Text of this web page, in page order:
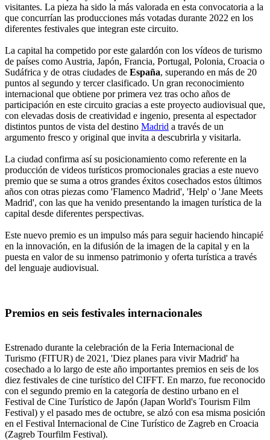
visitantes. La pieza ha sido la más valorada en esta convocatoria a la
que concurrían las producciones más votadas durante 2022 en los
diferentes festivales que integran este circuito.
La capital ha competido por este galardón con los vídeos de turismo
de países como Austria, Japón, Francia, Portugal, Polonia, Croacia o
Sudáfrica y de otras ciudades de España, superando en más de 20
puntos al segundo y tercer clasificado. Un gran reconocimiento
internacional que obtiene por primera vez tras ocho años de
participación en este circuito gracias a este proyecto audiovisual que,
con elevadas dosis de creatividad e ingenio, presenta al espectador
distintos puntos de vista del destino Madrid a través de un
argumento fresco y original que invita a descubrirla y visitarla.
La ciudad confirma así su posicionamiento como referente en la
producción de videos turísticos promocionales gracias a este nuevo
premio que se suma a otros grandes éxitos cosechados estos últimos
años con otras piezas como 'Flamenco Madrid', 'Help' o 'Jane Meets
Madrid', con las que ha venido presentando la imagen turística de la
capital desde diferentes perspectivas.
Este nuevo premio es un impulso más para seguir haciendo hincapié
en la innovación, en la difusión de la imagen de la capital y en la
puesta en valor de su inmenso patrimonio y oferta turística a través
del lenguaje audiovisual.
Premios en seis festivales internacionales
Estrenado durante la celebración de la Feria Internacional de
Turismo (FITUR) de 2021, 'Diez planes para vivir Madrid' ha
cosechado a lo largo de este año importantes premios en seis de los
diez festivales de cine turístico del CIFFT. En marzo, fue reconocido
con el segundo premio en la categoría de destino urbano en el
Festival de Cine Turístico de Japón (Japan World's Tourism Film
Festival) y el pasado mes de octubre, se alzó con esa misma posición
en el Festival Internacional de Cine Turístico de Zagreb en Croacia
(Zagreb Tourfilm Festival).